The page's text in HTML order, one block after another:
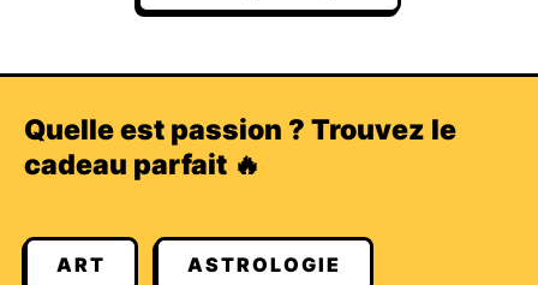
Quelle est passion ? Trouvez le
cadeau parfait 🔥
ART ASTROLOGIE